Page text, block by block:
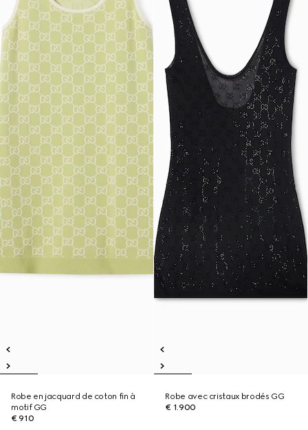
Robe en jacquard de coton fin à
motif GG
€ 910
Robe avec cristaux brodés GG
€ 1.900